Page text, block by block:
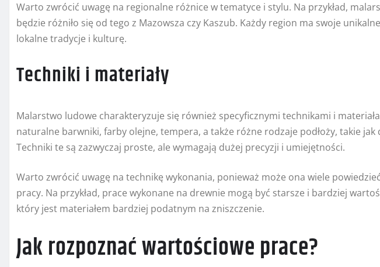
Warto zwrócić uwagę na regionalne różnice w tematyce i stylu. Na przykład,
będzie różniło się od tego z Mazowsza czy Kaszub. Każdy region ma swoje
lokalne tradycje i kulturę.
Techniki i materiały
Malarstwo ludowe charakteryzuje się również specyficznymi technikami i
naturalne barwniki, farby olejne, tempera, a także różne rodzaje podłoży, takie jak
Techniki te są zazwyczaj proste, ale wymagają dużej precyzji i umiejętności.
Warto zwrócić uwagę na technikę wykonania, ponieważ może ona wiele
pracy. Na przykład, prace wykonane na drewnie mogą być starsze i bardziej
który jest materiałem bardziej podatnym na zniszczenie.
Jak rozpoznać wartościowe prace?